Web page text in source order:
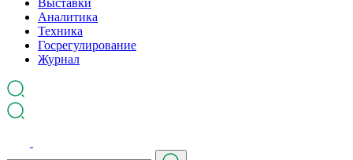
Выставки
Аналитика
Техника
Госрегулирование
Журнал